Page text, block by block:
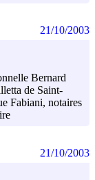
Bernard
de Saint-
Fabiani, notaires
21/10/2003
21/10/2003